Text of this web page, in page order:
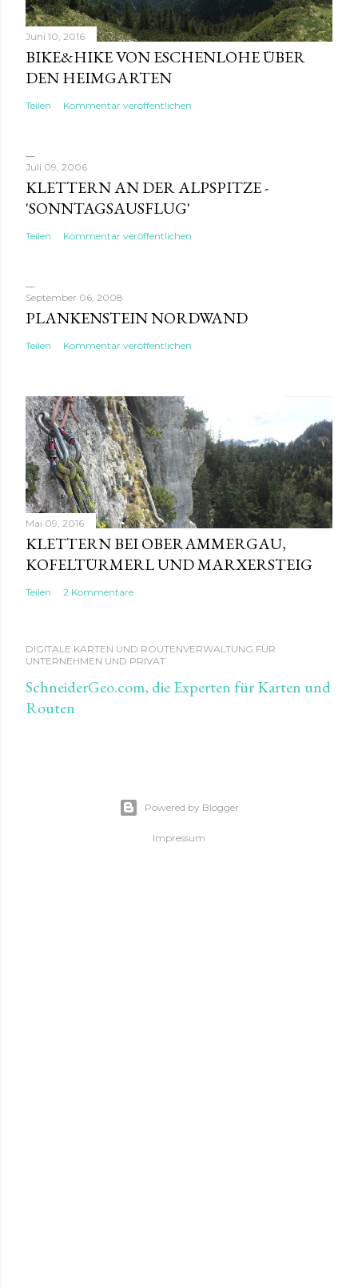
Juni 10, 2016
BIKE&HIKE VON ESCHENLOHE ÜBER
DEN HEIMGARTEN
Teilen Kommentar veröffentlichen
Juli 09, 2006
KLETTERN AN DER ALPSPITZE -
'SONNTAGSAUSFLUG'
Teilen Kommentar veröffentlichen
September 06, 2008
PLANKENSTEIN NORDWAND
Teilen Kommentar veröffentlichen
Mai 09, 2016
KLETTERN BEI OBERAMMERGAU,
KOFELTÜRMERL UND MARXERSTEIG
Teilen 2 Kommentare
DIGITALE KARTEN UND ROUTENVERWALTUNG FÜR
UNTERNEHMEN UND PRIVAT
SchneiderGeo.com, die Experten für Karten und
Routen
Powered by Blogger
Impressum